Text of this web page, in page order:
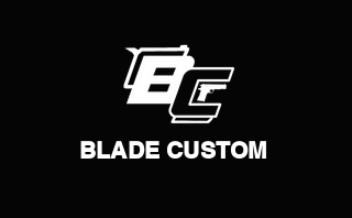
BLADE CUSTOM